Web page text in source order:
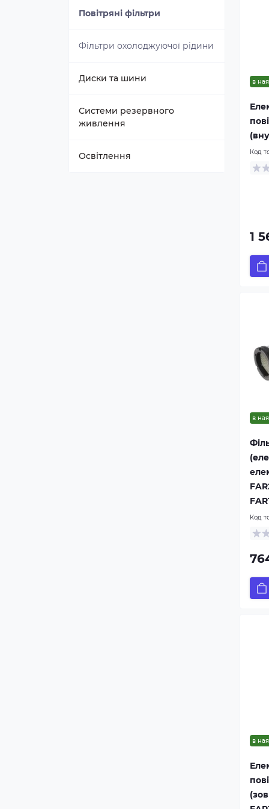
Запчастини GreatPlains
Комплектуючі для точного
Повітряні фільтри
Фільтри охолоджуючої рідини
Диски та шини
Системи резервного
живлення
Освітлення
в
Код
1
в
Код
в